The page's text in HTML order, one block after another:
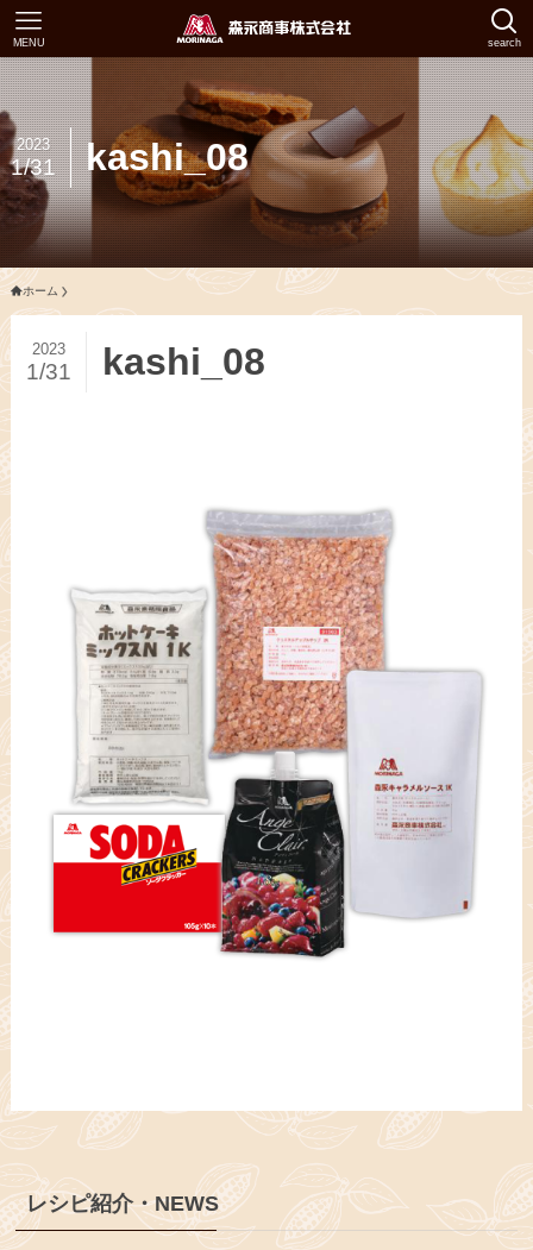
search
MENU
kashi_08
2023
1/31
ホーム
kashi_08
2023
1/31
レシピ紹介・NEWS